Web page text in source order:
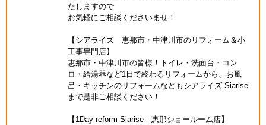
たしますので
お気軽にご相談くださいませ！
【シアライズ 恵那市・中津川市のリフォーム＆小
工事専門店】
恵那市・中津川市の皆様！トイレ・洗面台・コン
ロ・給湯器など1日で終わるリフォームから、お風
呂・キッチンのリフォームなどもシアライズ Siarise
まで是非ご相談ください！
【1Day reform Siarise 恵那ショールーム店】